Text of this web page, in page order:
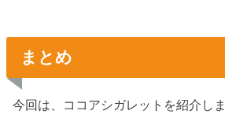
まとめ
今回は、ココアシガレットを紹介しま